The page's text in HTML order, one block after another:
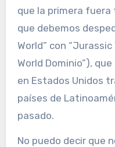
que la primera fuera
que debemos
World” con
World Dominio”),
en Estados Unidos
países de
pasado.
No puedo decir que no me divertí de verdad con